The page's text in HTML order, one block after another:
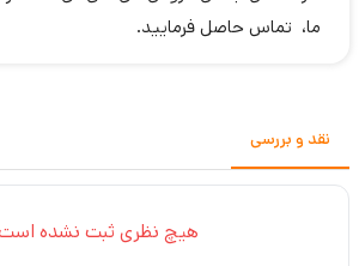
ما، تماس حاصل فرمایید.
نقد و بررسی
هیچ نظری ثبت نشده